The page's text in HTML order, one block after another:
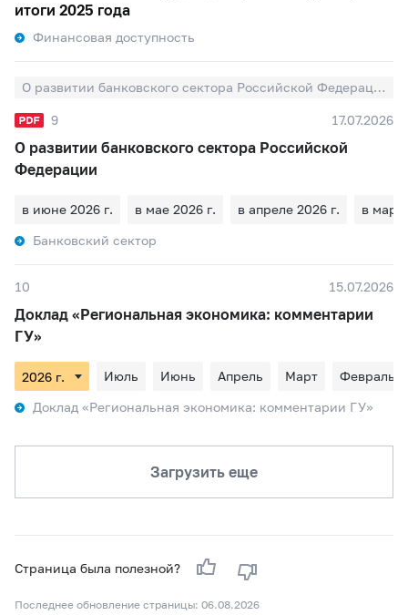
итоги 2025 года
Финансовая доступность
О развитии банковского сектора Российской Федерации
9 17.07.2026
О развитии банковского сектора Российской
Федерации
в июне 2026 г. в мае 2026 г. в апреле 2026 г.
в
Банковский сектор
10 15.07.2026
Доклад «Региональная экономика: комментарии
ГУ»
Июль Июнь Апрель Март
Февраль
Доклад «Региональная экономика: комментарии ГУ»
Загрузить еще
Страница была полезной?
Последнее обновление страницы: 06.08.2026